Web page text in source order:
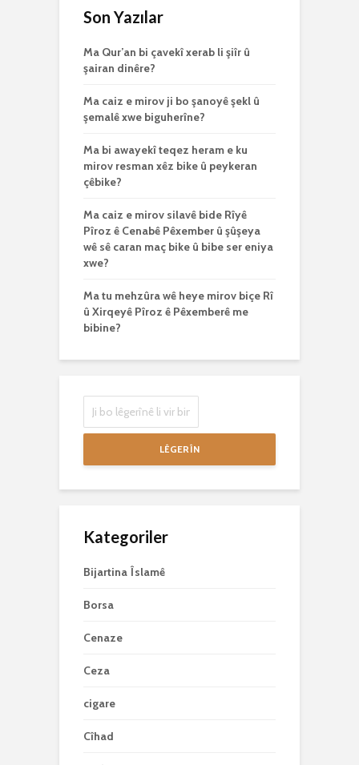
Son Yazılar
Ma Qur’an bi çavekî xerab li şiîr û
şairan dinêre?
Ma caiz e mirov ji bo şanoyê şekl û
şemalê xwe biguherîne?
Ma bi awayekî teqez heram e ku
mirov resman xêz bike û peykeran
çêbike?
Ma caiz e mirov silavê bide Rîyê
Pîroz ê Cenabê Pêxember û şûşeya
wê sê caran maç bike û bibe ser eniya
xwe?
Ma tu mehzûra wê heye mirov biçe Rî
û Xirqeyê Pîroz ê Pêxemberê me
bibine?
LÊGERÎN
Kategoriler
Bijartina Îslamê
Borsa
Cenaze
Ceza
cigare
Cîhad